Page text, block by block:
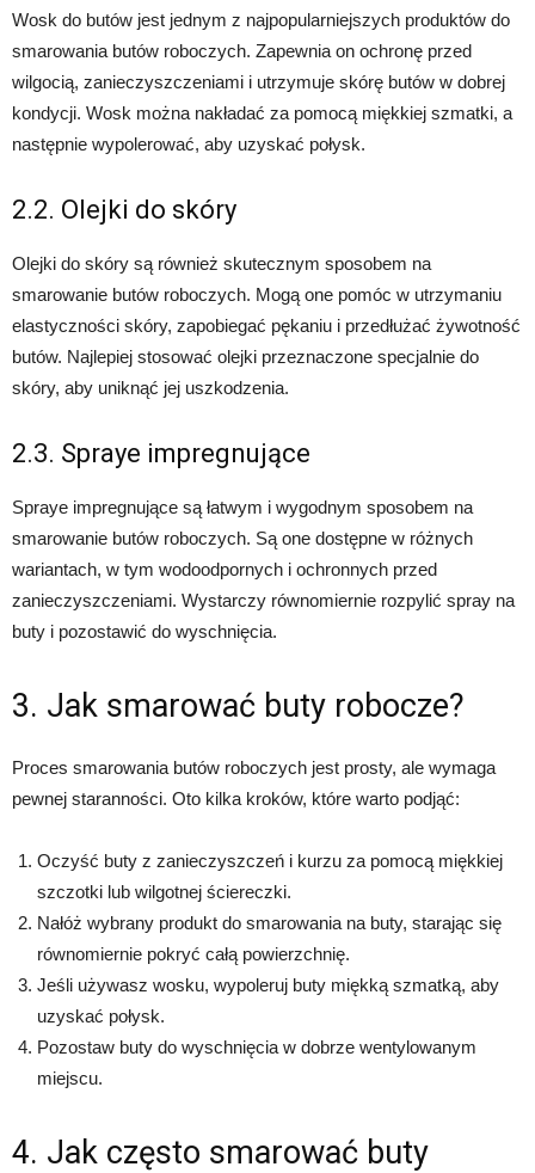
Wosk do butów jest jednym z najpopularniejszych produktów do
smarowania butów roboczych. Zapewnia on ochronę przed
wilgocią, zanieczyszczeniami i utrzymuje skórę butów w dobrej
kondycji. Wosk można nakładać za pomocą miękkiej szmatki, a
następnie wypolerować, aby uzyskać połysk.
2.2. Olejki do skóry
Olejki do skóry są również skutecznym sposobem na
smarowanie butów roboczych. Mogą one pomóc w utrzymaniu
elastyczności skóry, zapobiegać pękaniu i przedłużać żywotność
butów. Najlepiej stosować olejki przeznaczone specjalnie do
skóry, aby uniknąć jej uszkodzenia.
2.3. Spraye impregnujące
Spraye impregnujące są łatwym i wygodnym sposobem na
smarowanie butów roboczych. Są one dostępne w różnych
wariantach, w tym wodoodpornych i ochronnych przed
zanieczyszczeniami. Wystarczy równomiernie rozpylić spray na
buty i pozostawić do wyschnięcia.
3. Jak smarować buty robocze?
Proces smarowania butów roboczych jest prosty, ale wymaga
pewnej staranności. Oto kilka kroków, które warto podjąć:
Oczyść buty z zanieczyszczeń i kurzu za pomocą miękkiej
szczotki lub wilgotnej ściereczki.
Nałóż wybrany produkt do smarowania na buty, starając się
równomiernie pokryć całą powierzchnię.
Jeśli używasz wosku, wypoleruj buty miękką szmatką, aby
uzyskać połysk.
Pozostaw buty do wyschnięcia w dobrze wentylowanym
miejscu.
4. Jak często smarować buty